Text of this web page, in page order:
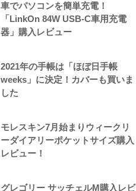
車でパソコンを簡単充電！
「LinkOn 84W USB-C車用充電
器」購入レビュー
2021年の手帳は「ほぼ日手帳
weeks」に決定！カバーも買いま
した
モレスキン7月始まりウィークリ
ーダイアリーポケットサイズ購入
レビュー！
グレゴリー サッチェルM購入レビ